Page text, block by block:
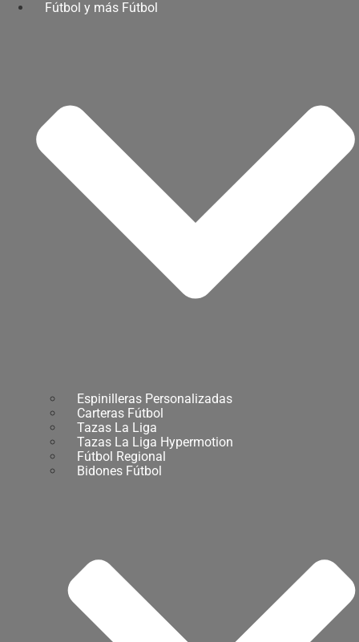
Fútbol y más Fútbol
Espinilleras Personalizadas
Carteras Fútbol
Tazas La Liga
Tazas La Liga Hypermotion
Fútbol Regional
Bidones Fútbol